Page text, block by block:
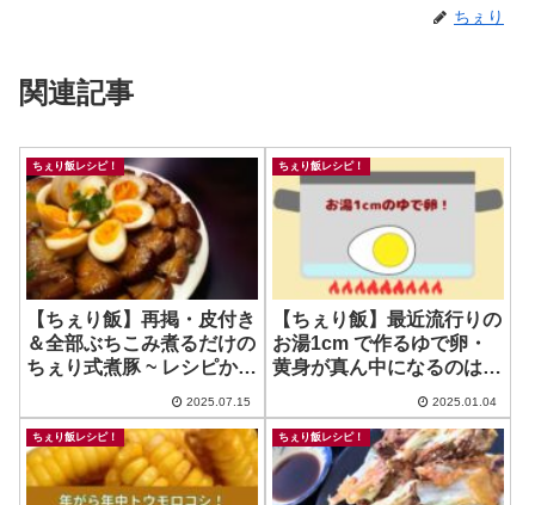
ちぇり
関連記事
ちぇり飯レシピ！
【ちぇり飯】再掲・皮付き
＆全部ぶちこみ煮るだけの
ちぇり式煮豚 ~ レシピから
2025.07.15
ちぇり飯レシピ！
【ちぇり飯】最近流行りの
お湯1cm で作るゆで卵・
黄身が真ん中になるのはな
2025.01.04
ちぇり飯レシピ！ ちぇり飯レシピ！